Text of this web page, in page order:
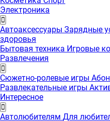
Электроника
Автоаксессуары Зарядные
здоровья
Бытовая техника Игровые
Развлечения
Сюжетно-ролевые игры
Развлекательные игры
Интересноe
Автолюбителям Для